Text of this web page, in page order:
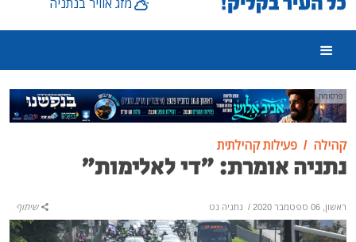
פרסומת
קהילה פעילות קהילתית
נתניה אומרת: "די לאלימות"
ראשון, 06 ספטמבר 2020 / נתניה נט שיתוף